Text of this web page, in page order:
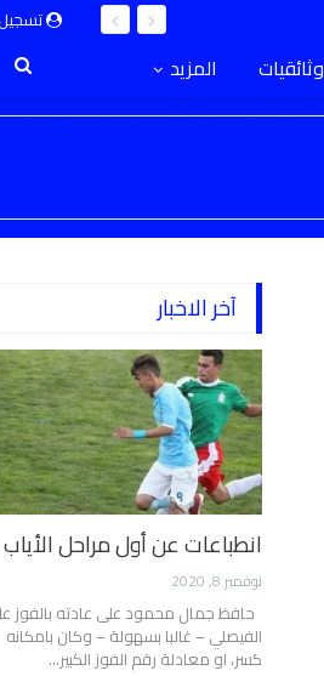
وثائقيات المزيد
آخر الاخبار
انطباعات عن أول مراحل الأياب
نوفمبر 8, 2020
حافظ جمال محمود على عادته بالفوز
الفيصلي – غالبا بسهولة – وكان بامكانه
كسر، او معادلة رقم الفوز الكبير…